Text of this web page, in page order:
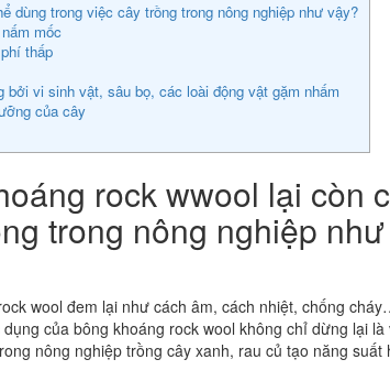
dùng trong việc cây trồng trong nông nghiệp như vậy?
mốc
thấp
vi sinh vật, sâu bọ, các loài động vật gặm nhấm
của cây
rock wwool lại còn
trong nông nghiệp như
wool đem lại như cách âm, cách nhiệt, chống
của bông khoáng rock wool không chỉ dừng lại là
nông nghiệp trồng cây xanh, rau củ tạo năng suất